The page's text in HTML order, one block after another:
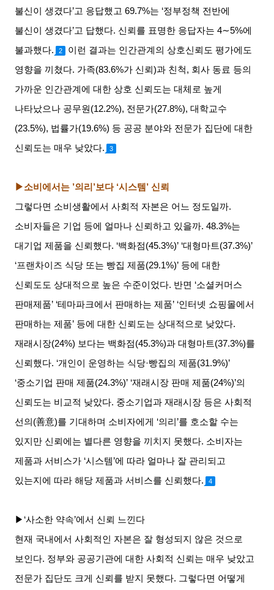
불신이 생겼다’고 응답했고 69.7%는 ‘정부정책 전반에
불신이 생겼다’고 답했다. 신뢰를 표명한 응답자는 4∼5%에
불과했다. 2
이런 결과는 인간관계의 상호신뢰도 평가에도
영향을 끼쳤다. 가족(83.6%가 신뢰)과 친척, 회사 동료 등의
가까운 인간관계에 대한 상호 신뢰도는 대체로 높게
나타났으나 공무원 (12.2%), 전문가(27.8%),대학교수
(23.5%), 법률가(19.6%) 등 공공 분야와 전문가 집단에 대한
신뢰도는 매우 낮았다. 3
▶소비에서는 ’의리 ’보다‘시스템 ’신뢰
그렇다면 소비생활에서 사회적 자본은 어느 정도일까.
소비자들은 기업 등에 얼마나 신뢰하고 있을까. 48.3%는
대기업 제품을 신뢰했다. ‘백화점(45.3%)’ ‘대형마트(37.3%)’
‘프랜차이즈 식당 또는 빵집 제품(29.1%)’ 등에 대한
신뢰도도 상대적으로 높은 수준이었다. 반면 ‘소셜커머스
판매제품’ ‘테마파크에서 판매하는 제품’ ‘인터넷 쇼핑몰에서
판매하는 제품’ 등에 대한 신뢰도는 상대적으로 낮았다.
재래시장(24%) 보다는 백화점(45.3%)과 대형마트(37.3%)를
신뢰했다. ‘개인이 운영하는 식당·빵집의 제품(31.9%)’
‘중소기업 판매 제품(24.3%)’ ‘재래시장 판매 제품(24%)’의
신뢰도는 비교적 낮았다. 중소기업과 재래시장 등은 사회적
선의 (善意)를 기대하며 소비자에게 ‘의리 ’를 호소할 수는
있지만 신뢰에는 별다른 영향을 끼치지 못했다. 소비자는
제품과 서비스가 ‘시스템’에 따라 얼마나 잘 관리되고
있는지에 따라 해당 제품과 서비스를 신뢰했다. 4
▶‘사소한 약속’에서 신뢰 느낀다
현재 국내에서 사회적인 자본은 잘 형성되지 않은 것으로
보인다. 정부와 공공기관에 대한 사회적 신뢰는 매우 낮았고
전문가 집단도 크게 신뢰를 받지 못했다. 그렇다면 어떻게